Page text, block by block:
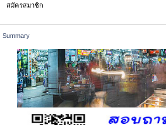
สมัครสมาชิก
Summary